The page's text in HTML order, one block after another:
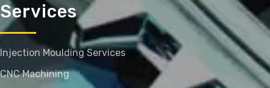
Services
Injection Moulding Services
CNC Machining